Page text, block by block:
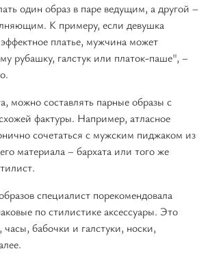
один образ в паре ведущим, а другой –
К примеру, если девушка
эффектное платье, мужчина может
рубашку, галстук или платок-паше", –
можно составлять парные образы с
фактуры. Например, атласное
сочетаться с мужским пиджаком из
материала – бархата или того же
специалист порекомендовала
по стилистике аксессуары. Это
бабочки и галстуки, носки,